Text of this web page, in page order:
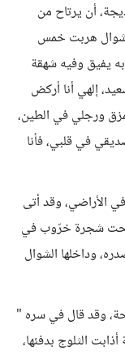
أن يرتاح من
هربت خمس
يفيق وفيه شهقة
إلهي أنا أركض
ورجلي في الطين،
في قلبي، فأنا
الأراضي، وقد أتى
شجرة خرّوب في
وداخلها الشوال
وقد قال في سره "
الثلوج بدفئها،